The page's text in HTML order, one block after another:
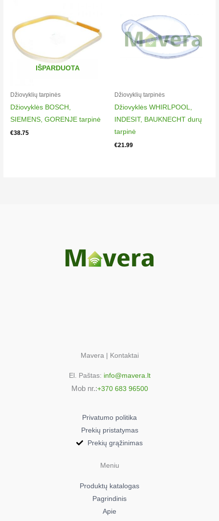
IŠPARDUOTA
Džiovyklių tarpinės​​
Džiovyklės BOSCH,
SIEMENS, GORENJE tarpinė
€38.75
Džiovyklių tarpinės​​
Džiovyklės WHIRLPOOL,
INDESIT, BAUKNECHT durų
tarpinė
€21.99
Mavera | Kontaktai
El. Paštas: info@mavera.lt
Mob nr.:+370 683 96500
Privatumo politika
Prekių pristatymas
Prekių grąžinimas
Meniu
Produktų katalogas
Pagrindinis
Apie